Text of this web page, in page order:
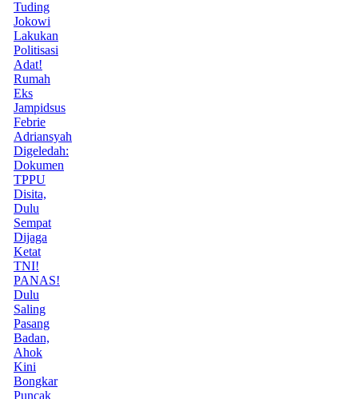
Tuding
Jokowi
Lakukan
Politisasi
Adat!
Rumah
Eks
Jampidsus
Febrie
Adriansyah
Digeledah:
Dokumen
TPPU
Disita,
Dulu
Sempat
Dijaga
Ketat
TNI!
PANAS!
Dulu
Saling
Pasang
Badan,
Ahok
Kini
Bongkar
Puncak